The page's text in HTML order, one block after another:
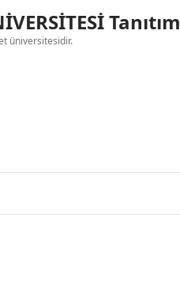
Tanıtım
üniversitesidir.